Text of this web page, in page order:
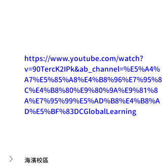
https://www.youtube.com/watch?
v=90TercK2IPk&ab_channel=%E5%A4%
A7%E5%85%A8%E4%B8%96%E7%95%8
C%E4%B8%80%E9%80%9A%E9%81%8
A%E7%95%99%E5%AD%B8%E4%B8%A
D%E5%BF%83DCGlobalLearning
海濱校區